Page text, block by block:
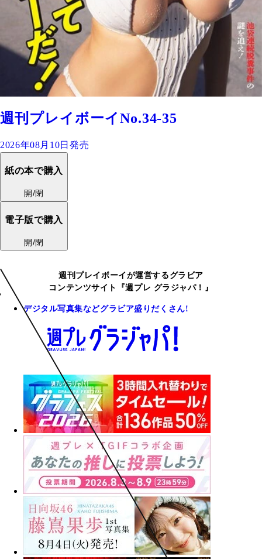
週刊プレイボーイNo.34-35
2026年08月10日発売
紙の本で購入
開/閉
電子版で購入
開/閉
週刊プレイボーイが運営するグラビア
コンテンツサイト『週プレ グラジャパ！』
デジタル写真集などグラビア盛りだくさん!